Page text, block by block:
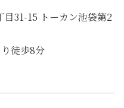
目31-15 トーカン池袋第2
徒歩8分